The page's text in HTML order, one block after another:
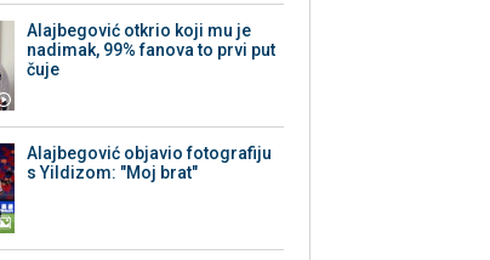
Alajbegović otkrio koji mu je
nadimak, 99% fanova to prvi put
čuje
Alajbegović objavio fotografiju
s Yildizom: "Moj brat"